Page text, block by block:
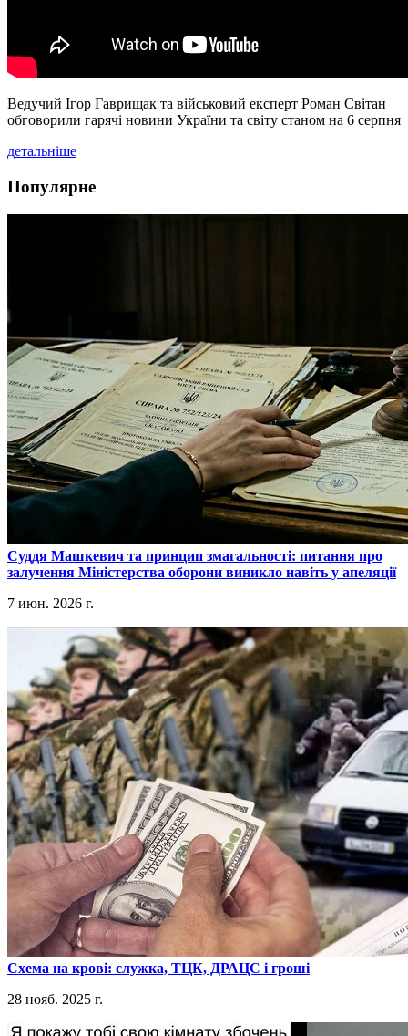
Ведучий Ігор Гаврищак та військовий експерт Роман Світан
обговорили гарячі новини України та світу станом на 6 серпня
детальніше
Популярне
​Суддя Машкевич та принцип змагальності: питання про
залучення Міністерства оборони виникло навіть у апеляції
7 июн. 2026 г.
​Схема на крові: служка, ТЦК, ДРАЦС і гроші
28 нояб. 2025 г.